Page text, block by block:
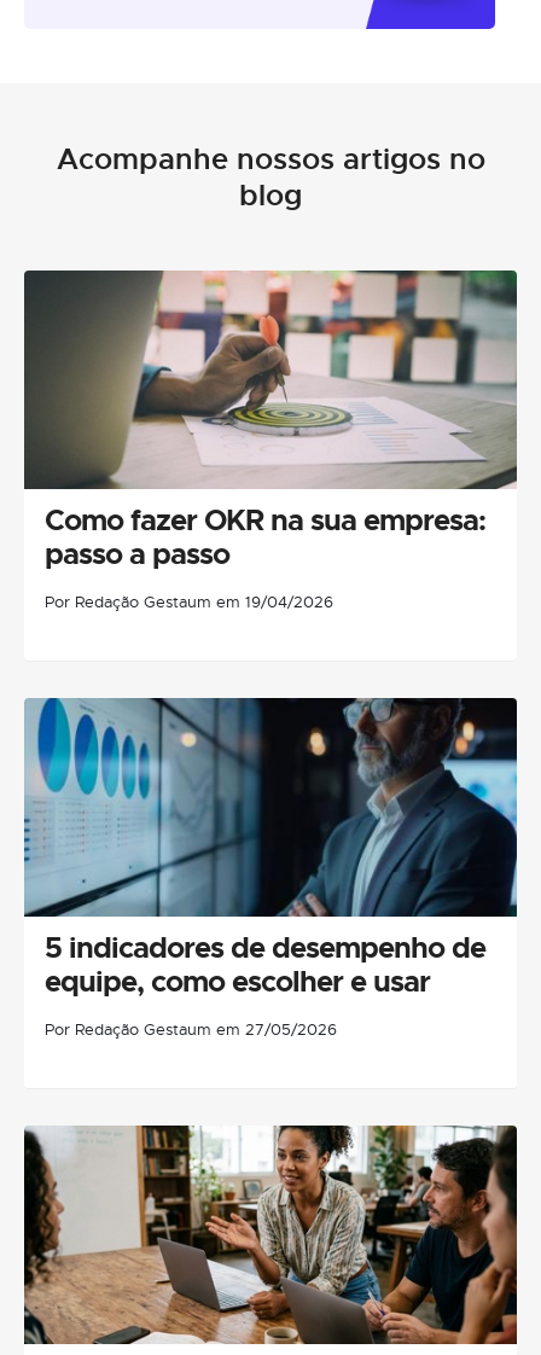
Acompanhe nossos artigos no
blog
Como fazer OKR na sua empresa:
passo a passo
Por Redação Gestaum em 19/04/2026
5 indicadores de desempenho de
equipe, como escolher e usar
Por Redação Gestaum em 27/05/2026